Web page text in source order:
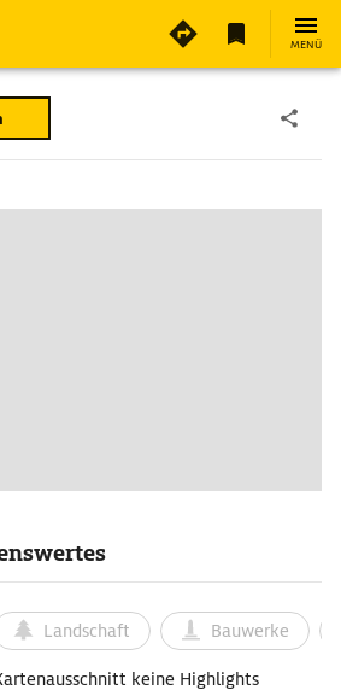
MENÜ
Landschaft Bauwerke
keine Highlights